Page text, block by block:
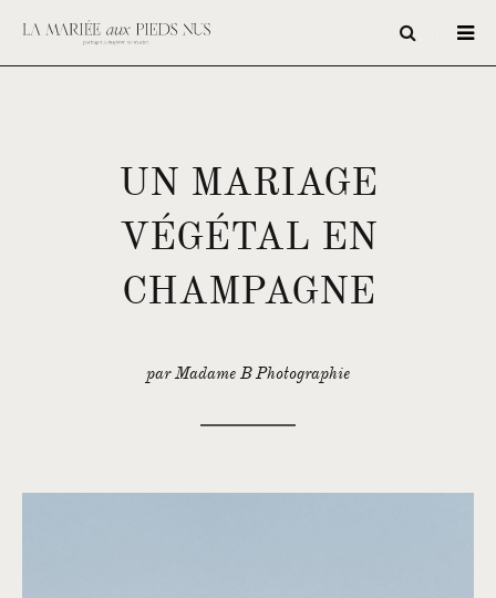
UN MARIAGE
VÉGÉTAL EN
CHAMPAGNE
par Madame B Photographie